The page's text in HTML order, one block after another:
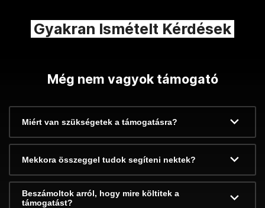
Gyakran Ismételt Kérdések
Még nem vagyok támogató
Miért van szükségetek a támogatásra?
Mekkora összeggel tudok segíteni nektek?
Beszámoltok arról, hogy mire költitek a
támogatást?